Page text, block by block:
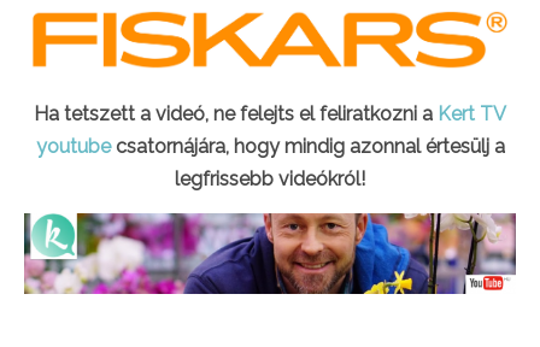
Ha tetszett a videó, ne felejts el feliratkozni a Kert TV
youtubecsatornájára, hogy mindig azonnal értesülj a
legfrissebb videókról!